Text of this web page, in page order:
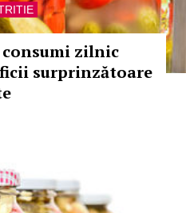
consumi zilnic
surprinzătoare